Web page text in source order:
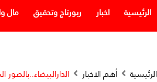
الرئيسية اخبار ربورتاج وتحقيق مال
الرئيسية أهم الاخبار